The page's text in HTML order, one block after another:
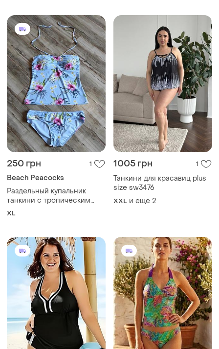
250 грн 1
Beach Peacocks
Раздельный купальник
танкини с тропическим
принтом beach peacocks,
XL
1005 грн 1
Танкини для красавиц plus
size sw3476
XXL и еще 2